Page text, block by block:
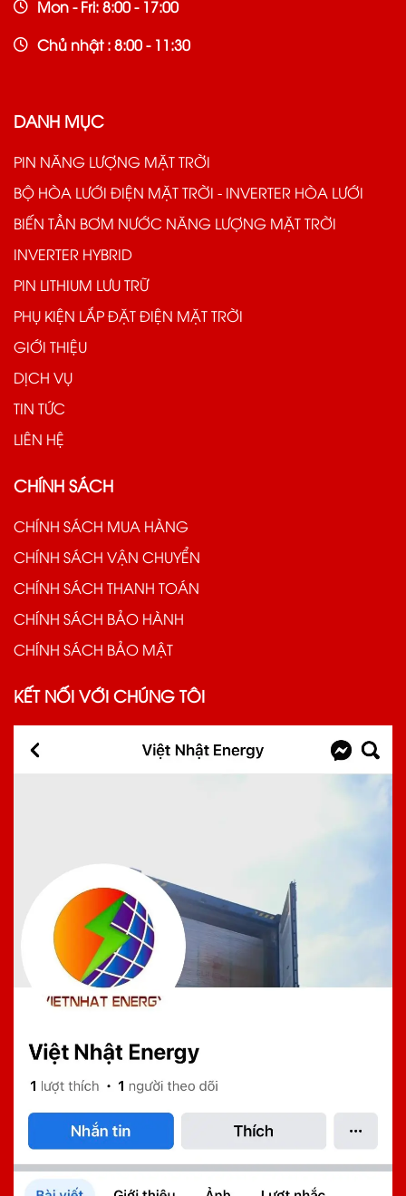
Mon - Fri: 8:00 - 17:00
Chủ nhật : 8:00 - 11:30
DANH MỤC
PIN NĂNG LƯỢNG MẶT TRỜI
BỘ HÒA LƯỚI ĐIỆN MẶT TRỜI - INVERTER HÒA LƯỚI
BIẾN TẦN BƠM NƯỚC NĂNG LƯỢNG MẶT TRỜI
INVERTER HYBRID
PIN LITHIUM LƯU TRỮ
PHỤ KIỆN LẮP ĐẶT ĐIỆN MẶT TRỜI
GIỚI THIỆU
DỊCH VỤ
TIN TỨC
LIÊN HỆ
CHÍNH SÁCH
CHÍNH SÁCH MUA HÀNG
CHÍNH SÁCH VẬN CHUYỂN
CHÍNH SÁCH THANH TOÁN
CHÍNH SÁCH BẢO HÀNH
CHÍNH SÁCH BẢO MẬT
KẾT NỐI VỚI CHÚNG TÔI